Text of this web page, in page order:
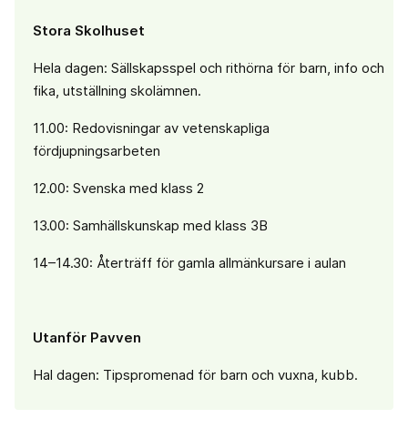
Stora Skolhuset
Hela dagen: Sällskapsspel och rithörna för barn, info och
fika, utställning skolämnen.
11.00: Redovisningar av vetenskapliga
fördjupningsarbeten
12.00: Svenska med klass 2
13.00: Samhällskunskap med klass 3B
14–14.30: Återträff för gamla allmänkursare i aulan
Utanför Pavven
Hal dagen: Tipspromenad för barn och vuxna, kubb.